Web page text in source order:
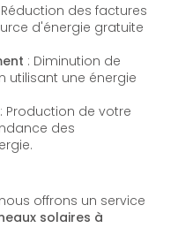
Réduction des factures
d'énergie gratuite
: Diminution de
utilisant une énergie
: Production de votre
des
nous offrons un service
solaires à